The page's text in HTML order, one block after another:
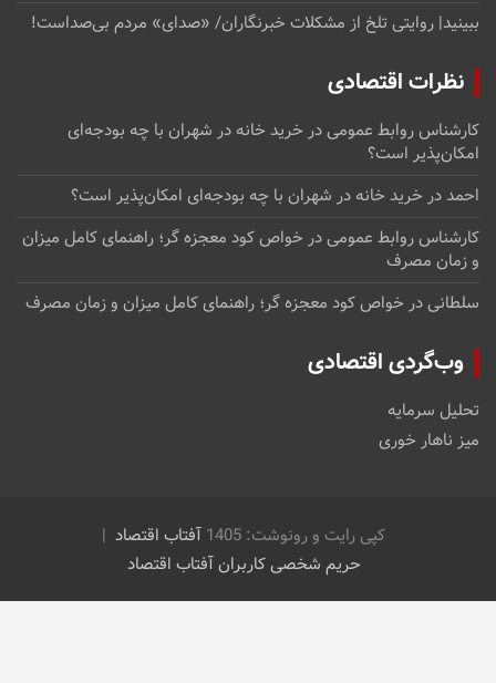
ببینید| روایتی تلخ از مشکلات خبرنگاران/ «صدای» ‌مردم بی‌صدا‌ست!
نظرات اقتصادی
کارشناس روابط عمومیدرخرید خانه در شهران با چه بودجه‌ای
امکان‌پذیر است؟
احمددرخرید خانه در شهران با چه بودجه‌ای امکان‌پذیر است؟
کارشناس روابط عمومیدرخواص کود معجزه گر؛ راهنمای کامل میزان
و زمان مصرف
سلطانیدرخواص کود معجزه گر؛ راهنمای کامل میزان و زمان مصرف
وب‌گردی اقتصادی
تحلیل سرمایه
میز ناهار خوری
کپی رایت و رونوشت: 1405
آفتاب اقتصاد
حریم شخصی کاربران آفتاب اقتصاد